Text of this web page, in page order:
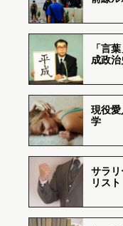
「言
成政治
現役
学
サラリ
リスト